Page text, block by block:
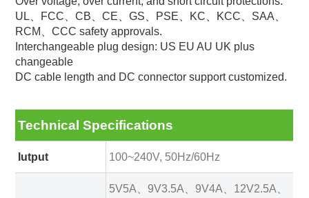
UL、FCC、CB、CE、GS、PSE、KC、KCC、SAA、
RCM、CCC safety approvals.
Interchangeable plug design: US EU AU UK plus
changeable
DC cable length and DC connector support customized.
Technical Specifications
Iutput 100~240V, 50Hz/60Hz
5V5A、9V3.5A、9V4A、12V2.5A、